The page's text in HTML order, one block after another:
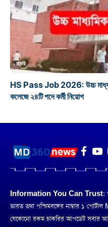
চাকরি
HS Pass Job 2026: উচ্চ
কলেজে ২৪টি পদে কর্মী নিয়োগ
Information You Can Trust:
ভারত তথা পশ্চিমবঙ্গের নাম্বার ১
যেকোনো রকম চাকরির আপডেট সবার